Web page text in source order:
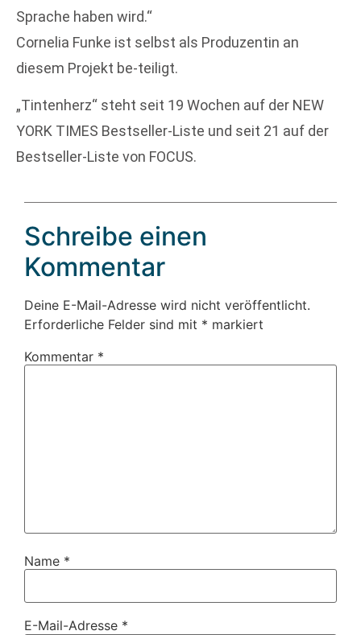
Sprache haben wird.“
Cornelia Funke ist selbst als Produzentin an
diesem Projekt be-teiligt.
„Tintenherz“ steht seit 19 Wochen auf der NEW
YORK TIMES Bestseller-Liste und seit 21 auf der
Bestseller-Liste von FOCUS.
Schreibe einen
Kommentar
Deine E-Mail-Adresse wird nicht veröffentlicht.
Erforderliche Felder sind mit * markiert
Kommentar *
Name *
E-Mail-Adresse *